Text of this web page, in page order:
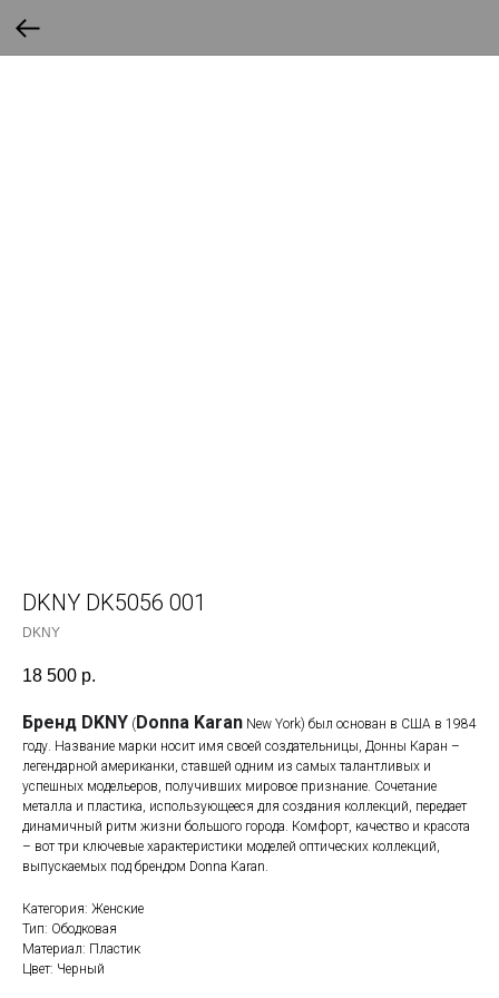
DKNY DK5056 001
DKNY
18 500 р.
Бренд DKNY ( Donna Karan New York) был основан в США в 1984
году. Название марки носит имя своей создательницы, Донны Каран –
легендарной американки, ставшей одним из самых талантливых и
успешных модельеров, получивших мировое признание. Сочетание
металла и пластика, использующееся для создания коллекций, передает
динамичный ритм жизни большого города. Комфорт, качество и красота
– вот три ключевые характеристики моделей оптических коллекций,
выпускаемых под брендом Donna Karan.
Категория: Женские
Тип: Ободковая
Материал: Пластик
Цвет: Черный